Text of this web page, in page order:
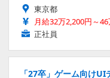
東京都
月給32万2,200円～
正社員
「27卒」ゲーム向け